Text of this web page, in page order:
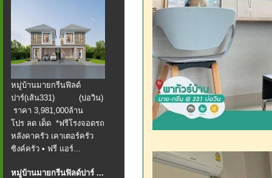
หมู่บ้านมายกรีนฟิลด์
ปาร์(เส้น331) (บ่อวิน)
️ ราคา 3,981,000ล้าน
โปร ลด เด็ด *ฟรีโรงจอดรถ
หลังคาครัว เคาเตอร์ครัว
ซิงค์ครัว • ฟรี แอร์...
หมู่บ้านมายกรีนฟิลด์ปาร์ ...